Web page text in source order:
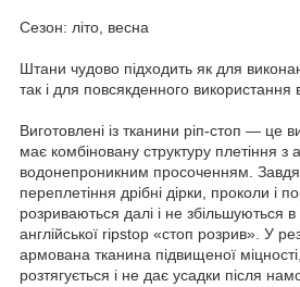
Сезон: літо, весна
Штани чудово підходить як для
так і для повсякденного використання
Виготовлені із тканини ріп-стоп — це
має комбіновану структуру плетіння
водонепроникним просоченням.
переплетіння дрібні дірки, проколи і
розриваються далі і не збільшуються
англійської ripstop «стоп розрив». У
армована тканина підвищеної
розтягується і не дає усадки після